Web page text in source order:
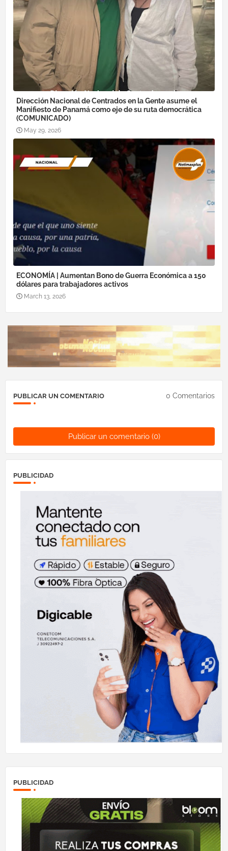
Dirección Nacional de Centrados en la Gente asume el
Manifiesto de Panamá como eje de su ruta democrática
(COMUNICADO)
May 29, 2026
ECONOMÍA | Aumentan Bono de Guerra Económica a 150
dólares para trabajadores activos
March 13, 2026
PUBLICAR UN COMENTARIO 0 Comentarios
Publicar un comentario (0)
PUBLICIDAD
PUBLICIDAD